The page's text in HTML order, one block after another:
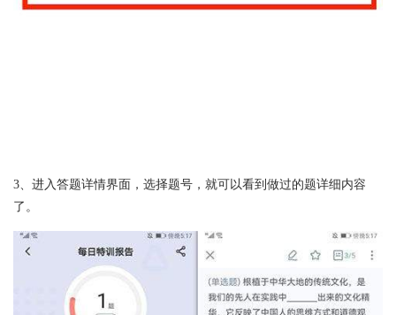
3、进入答题详情界面，选择题号，就可以看到做过的题详细内容
了。